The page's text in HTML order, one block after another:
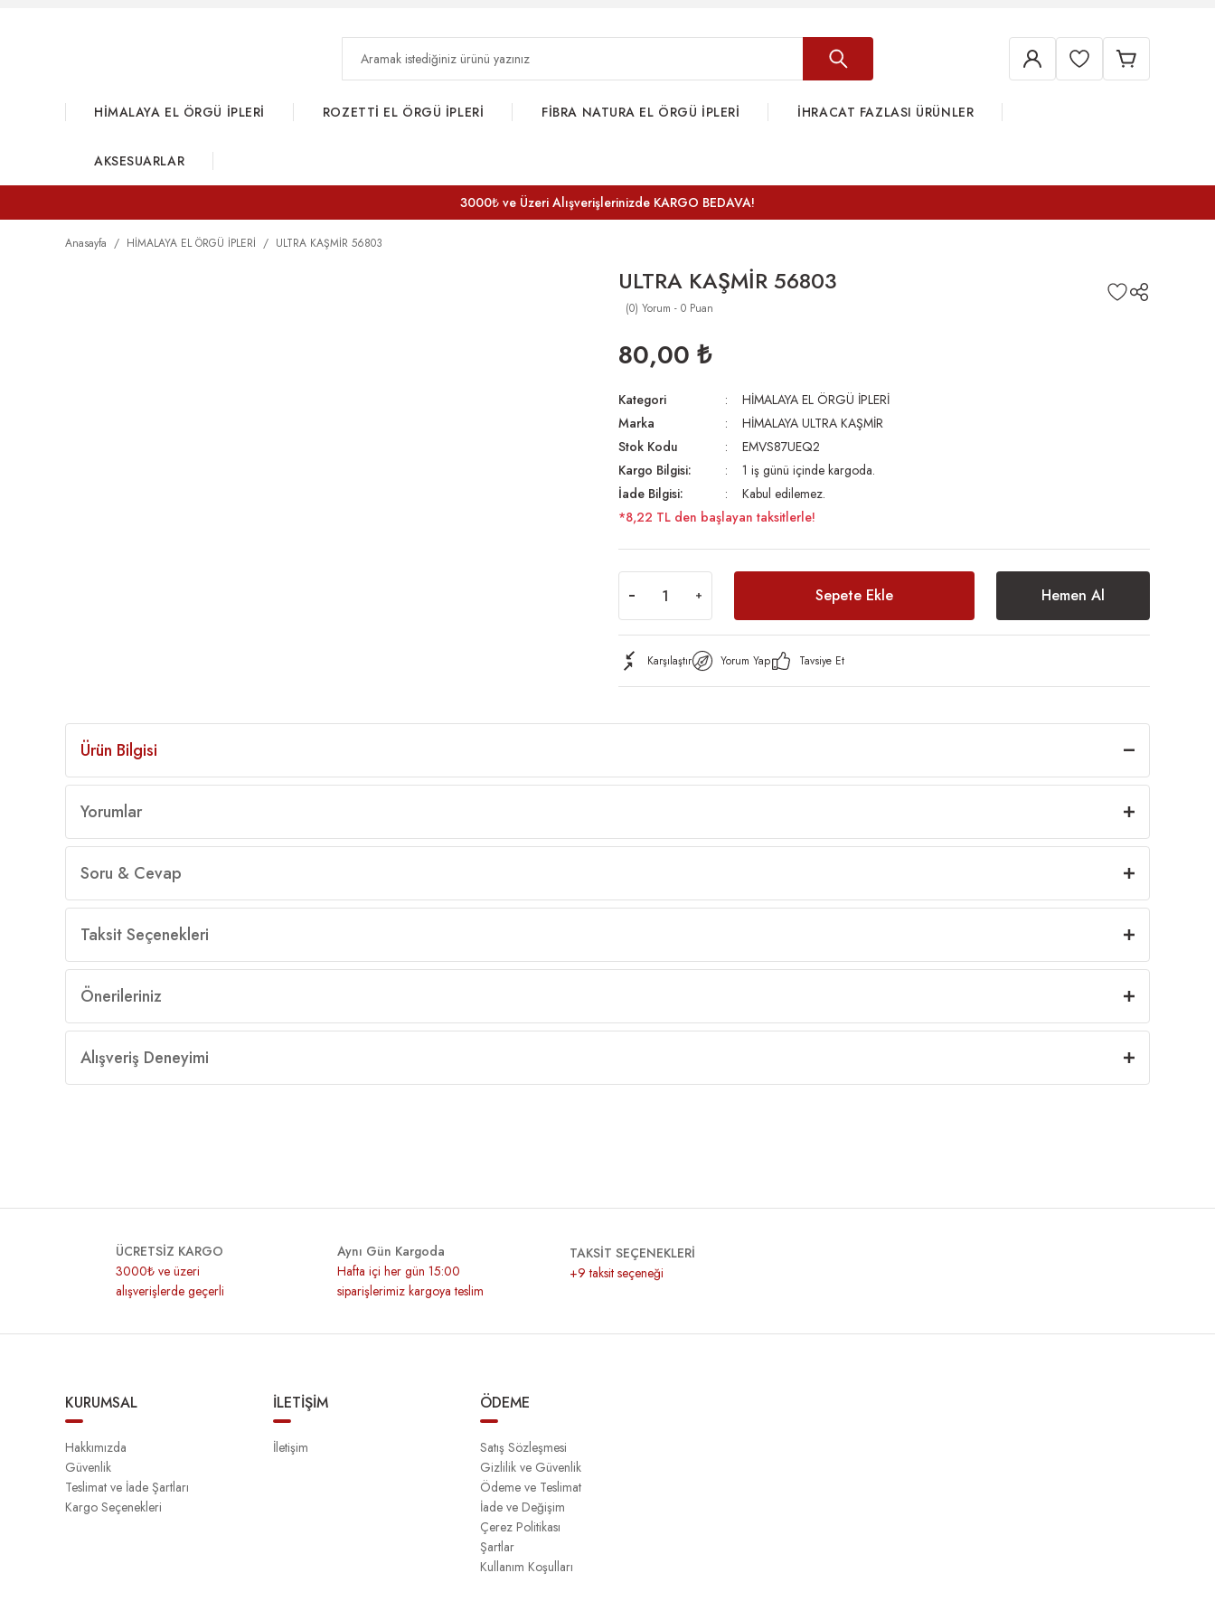
HİMALAYA EL ÖRGÜ İPLERİ ROZETTİ EL ÖRGÜ İPLERİ FİBRA NATURA EL ÖRGÜ İPLERİ İHRACAT FAZLASI ÜRÜNLER
AKSESUARLAR
3000₺ ve Üzeri Alışverişlerinizde KARGO BEDAVA!
Anasayfa HİMALAYA EL ÖRGÜ İPLERİ ULTRA KAŞMİR 56803
ULTRA KAŞMİR 56803
(0) Yorum - 0 Puan
80,00 ₺
Kategori
HİMALAYA EL ÖRGÜ İPLERİ
Marka
HİMALAYA ULTRA KAŞMİR
Stok Kodu
EMVS87UEQ2
Kargo Bilgisi:
1 iş günü içinde kargoda.
İade Bilgisi:
Kabul edilemez.
*8,22 TL den başlayan taksitlerle!
Sepete Ekle Hemen Al
Karşılaştır Yorum Yap Tavsiye Et
Ürün Bilgisi
Yorumlar
Soru & Cevap
Taksit Seçenekleri
Önerileriniz
Alışveriş Deneyimi
ÜCRETSİZ KARGO
3000₺ ve üzeri
alışverişlerde geçerli
Aynı Gün Kargoda
Hafta içi her gün 15:00
siparişlerimiz kargoya teslim
TAKSİT SEÇENEKLERİ
+9 taksit seçeneği
KURUMSAL
Hakkımızda
Güvenlik
Teslimat ve İade Şartları
Kargo Seçenekleri
İLETİŞİM
İletişim
ÖDEME
Satış Sözleşmesi
Gizlilik ve Güvenlik
Ödeme ve Teslimat
İade ve Değişim
Çerez Politikası
Şartlar
Kullanım Koşulları